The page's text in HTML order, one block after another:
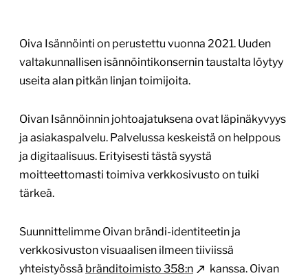
Oiva Isännöinti on perustettu vuonna 2021. Uuden
valtakunnallisen isännöintikonsernin taustalta löytyy
useita alan pitkän linjan toimijoita.
Oivan Isännöinnin johtoajatuksena ovat läpinäkyvyys
ja asiakaspalvelu. Palvelussa keskeistä on helppous
ja digitaalisuus. Erityisesti tästä syystä
moitteettomasti toimiva verkkosivusto on tuiki
tärkeä.
Suunnittelimme Oivan brändi-identiteetin ja
verkkosivuston visuaalisen ilmeen tiiviissä
yhteistyössä bränditoimisto 358:n
kanssa. Oivan